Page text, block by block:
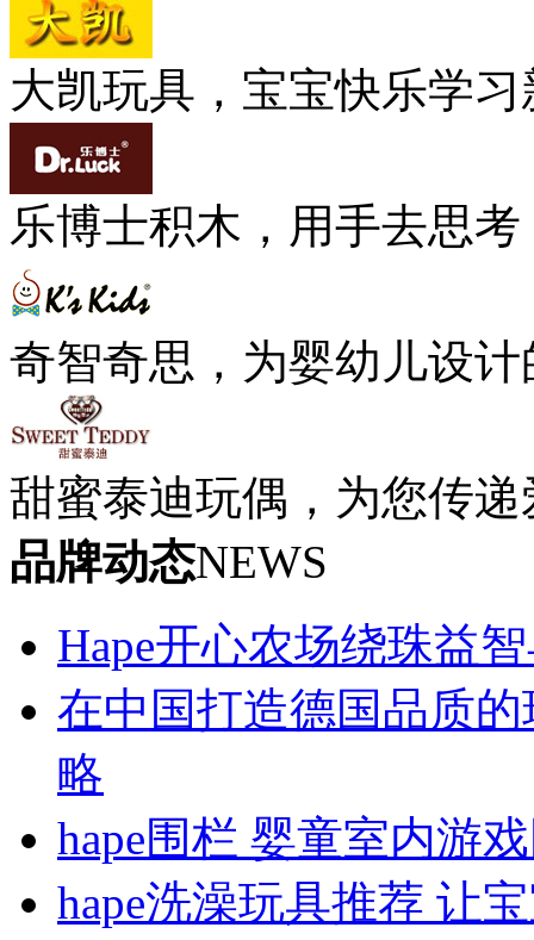
大凯玩具，宝宝快乐学习
乐博士积木，用手去思考
奇智奇思，为婴幼儿设
甜蜜泰迪玩偶，为您传递
品牌动态NEWS
Hape开心农场绕珠益
在中国打造德国品质
略
hape围栏 婴童室内游
hape洗澡玩具推荐 让